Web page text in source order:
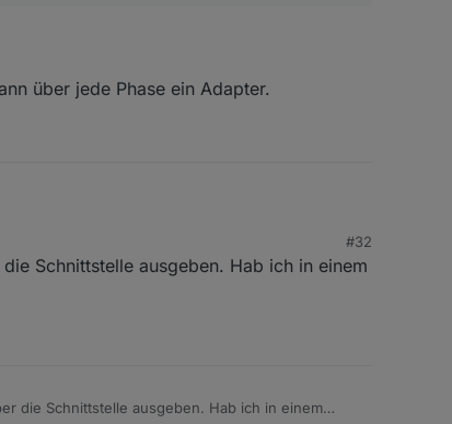
über jede Phase ein Adapter.
zuvor "IRrecv"
#32
Schnittstelle ausgeben. Hab ich in einem
die Schnittstelle ausgeben. Hab ich in einem